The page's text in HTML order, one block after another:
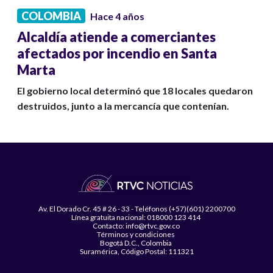
COLOMBIA Hace 4 años
Alcaldía atiende a comerciantes
afectados por incendio en Santa
Marta
El gobierno local determinó que 18 locales quedaron
destruidos, junto a la mercancía que contenían.
Av. El Dorado Cr. 45 # 26 - 33 - Teléfonos (+57)(601) 2200700
Línea gratuita nacional: 018000 123 414
Contacto: info@rtvc.gov.co
Términos y condiciones
Bogotá D.C., Colombia
Suramérica, Código Postal: 111321